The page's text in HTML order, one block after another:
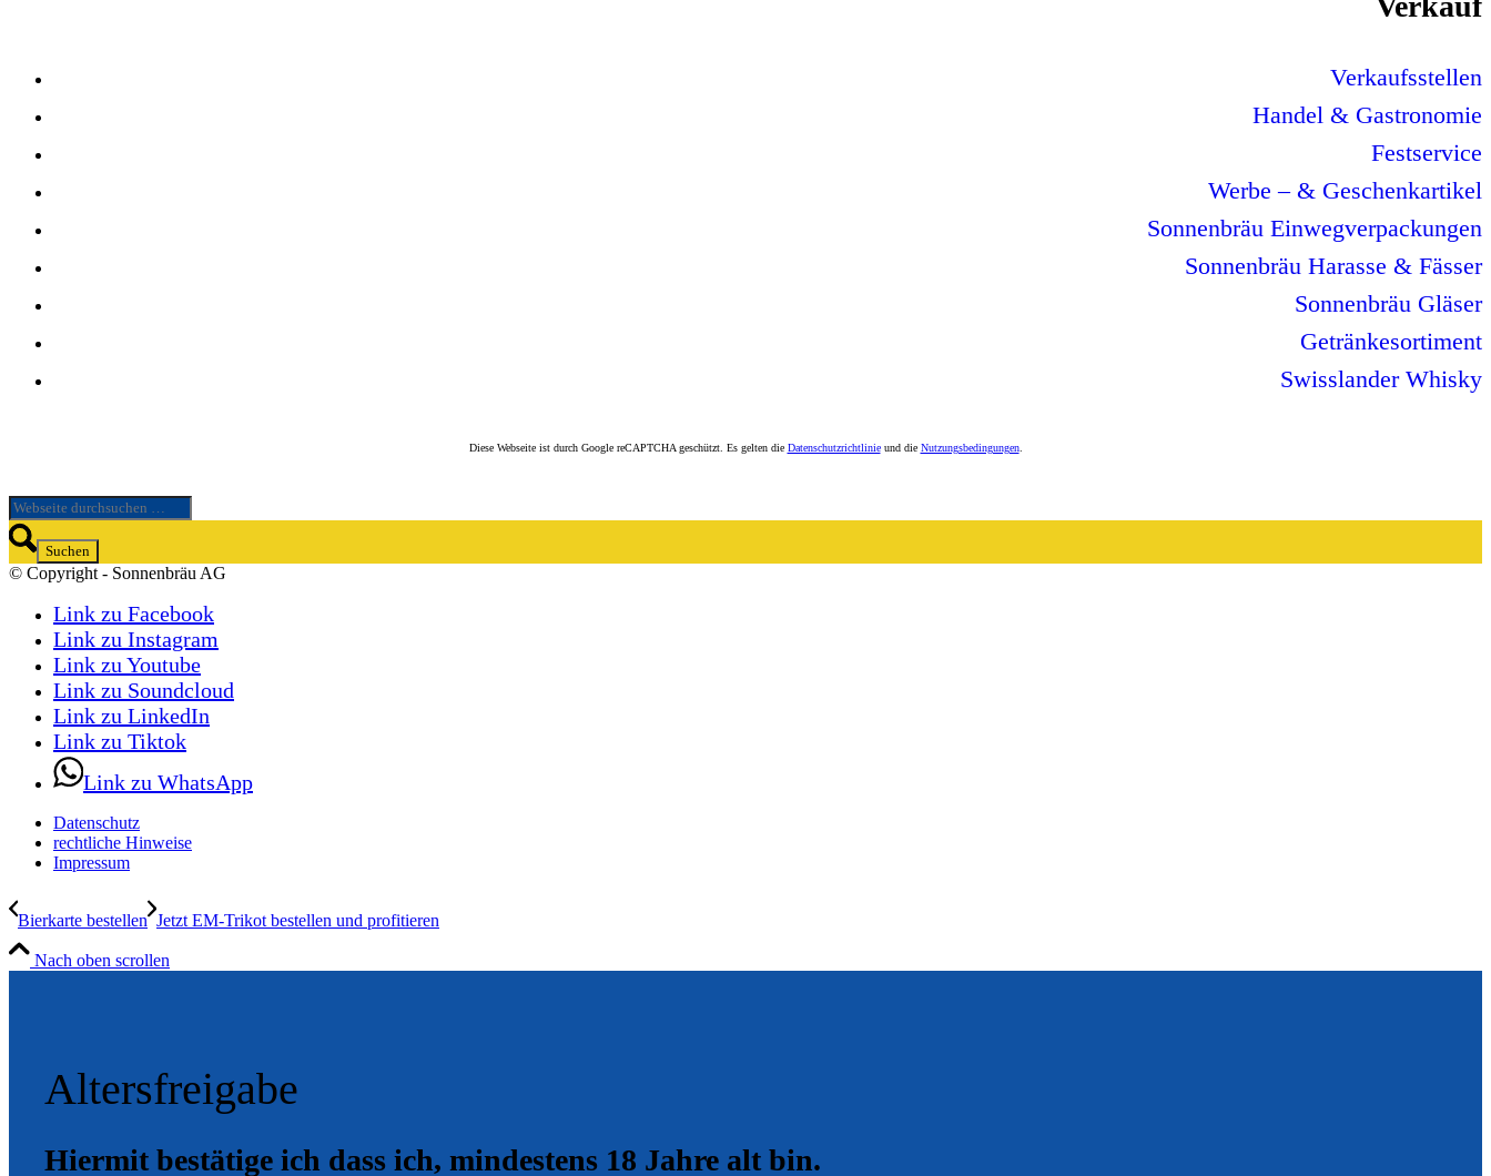
Verkaufsstellen
Handel & Gastronomie
Festservice
Werbe – & Geschenkartikel
Sonnenbräu Einwegverpackungen
Sonnenbräu Harasse & Fässer
Sonnenbräu Gläser
Getränkesortiment
Swisslander Whisky
Diese Webseite ist durch Google reCAPTCHA geschützt. Es gelten die Datenschutzrichtlinieund die Nutzungsbedingungen.
© Copyright - Sonnenbräu AG
Link zu Facebook
Link zu Instagram
Link zu Youtube
Link zu Soundcloud
Link zu LinkedIn
Link zu Tiktok
Link zu WhatsApp
Datenschutz
rechtliche Hinweise
Impressum
Bierkarte bestellen Jetzt EM-Trikot bestellen und profitieren
Nach oben scrollen
Altersfreigabe
Hiermit bestätige ich dass ich, mindestens 18 Jahre alt bin.